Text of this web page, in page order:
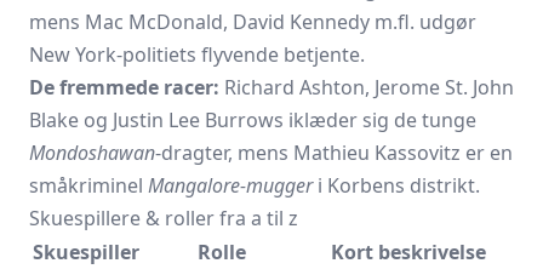
mens Mac McDonald, David Kennedy m.fl. udgør
New York-politiets flyvende betjente.
De fremmede racer: Richard Ashton, Jerome St. John
Blake og Justin Lee Burrows iklæder sig de tunge
Mondoshawan-dragter, mens Mathieu Kassovitz er en
småkriminel Mangalore-muggeri Korbens distrikt.
Skuespillere & roller fra a til z
Skuespiller
Rolle
Kort beskrivelse